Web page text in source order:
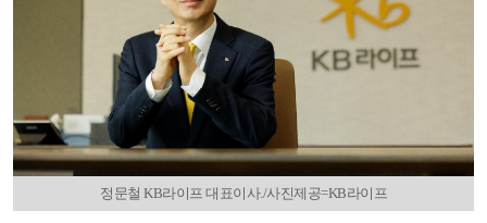
정문철 KB라이프 대표이사./사진제공=KB라이프